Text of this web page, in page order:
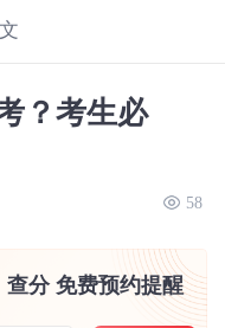
？考生必
58
分 免费预约提醒